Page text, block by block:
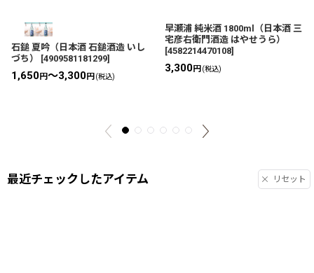
石鎚 夏吟（日本酒 石鎚酒造 いし
づち）
[4909581181299]
1,650円～3,300円(税込)
早瀬浦 純米酒 1800ml（日本酒 三
宅彦右衛門酒造 はやせうら）
[4582214470108]
3,300円 (税込)
最近チェックしたアイテム リセット